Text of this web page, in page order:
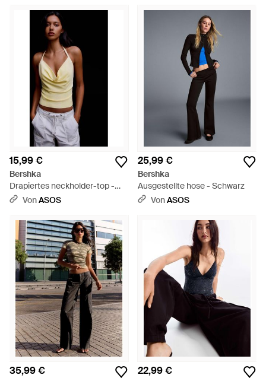
15,99 €
Bershka
Drapiertes neckholder-top -
Schwarz
VonASOS
25,99 €
Bershka
Ausgestellte hose - Schwarz
VonASOS
35,99 € 22,99 €